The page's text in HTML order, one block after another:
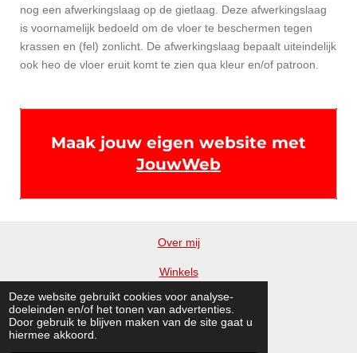
Deze website gebruikt cookies voor analyse-
doeleinden en/of het tonen van advertenties.
Door gebruik te blijven maken van de site gaat u
hiermee akkoord.
nog een afwerkingslaag op de gietlaag. Deze afwerkingslaag
is voornamelijk bedoeld om de vloer te beschermen tegen
krassen en (fel) zonlicht. De afwerkingslaag bepaalt uiteindelijk
ook heo de vloer eruit komt te zien qua kleur en/of patroon.
Maak jouw eigen website met
JouwWeb
Over mij
Winkels
Blog